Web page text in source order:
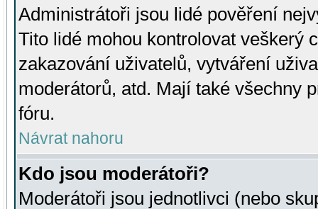
Administrátoři jsou lidé pověření
Tito lidé mohou kontrolovat veškerý
zakazování uživatelů, vytváření
moderátorů, atd. Mají také všechny
fóru.
Návrat nahoru
Kdo jsou moderátoři?
Moderátoři jsou jednotlivci (nebo